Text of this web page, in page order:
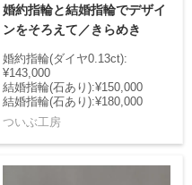
婚約指輪と結婚指輪でデザイ
ンをそろえて／きらめき
婚約指輪(ダイヤ0.13ct):
¥143,000
結婚指輪(石あり):¥150,000
結婚指輪(石あり):¥180,000
ついぶ工房